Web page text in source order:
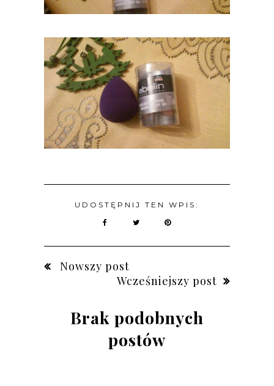
UDOSTĘPNIJ TEN WPIS:
Nowszy post
Wcześniejszy post
Brak podobnych
postów